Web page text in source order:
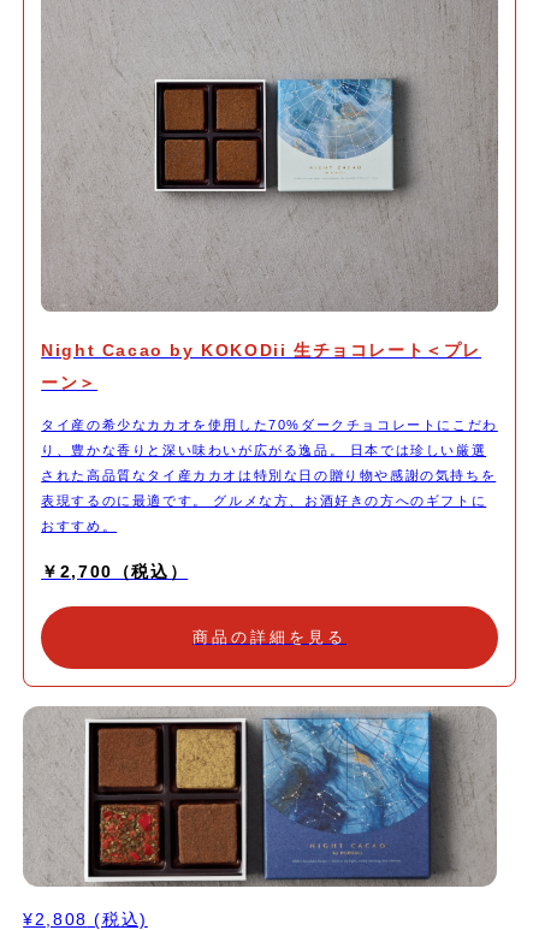
Night Cacao by KOKODii 生チョコレート＜プレ
ーン＞
タイ産の希少なカカオを使用した70%ダークチョコレートにこだわ
り、豊かな香りと深い味わいが広がる逸品。 日本では珍しい厳選
された高品質なタイ産カカオは特別な日の贈り物や感謝の気持ちを
表現するのに最適です。 グルメな方、お酒好きの方へのギフトに
おすすめ。
￥2,700（税込）
商品の詳細を見る
¥2,808 (税込)